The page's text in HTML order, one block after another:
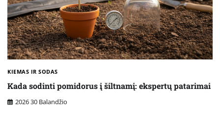
KIEMAS IR SODAS
Kada sodinti pomidorus į šiltnamį: ekspertų patarimai
2026 30 Balandžio